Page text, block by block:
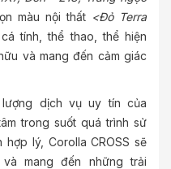
màu nội thất <Đỏ Terra
tính, thể thao, thể hiện
và mang đến cảm giác
dịch vụ uy tín của
trong suốt quá trình sử
lý, Corolla CROSS sẽ
mang đến những trải